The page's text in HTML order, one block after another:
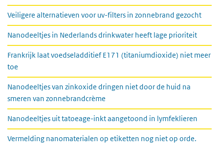
Veiligere alternatieven voor uv-filters in zonnebrand gezocht
Nanodeeltjes in Nederlands drinkwater heeft lage prioriteit
Frankrijk laat voedseladditief E171 (titaniumdioxide) niet meer
toe
Nanodeeltjes van zinkoxide dringen niet door de huid na
smeren van zonnebrandcrème
Nanodeeltjes uit tatoeage-inkt aangetoond in lymfeklieren
Vermelding nanomaterialen op etiketten nog niet op orde.